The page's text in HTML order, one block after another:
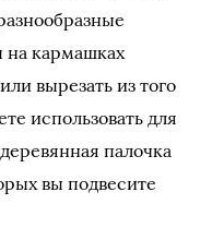
кармашках
вырезать из того
использовать для
палочка
вы подвесите